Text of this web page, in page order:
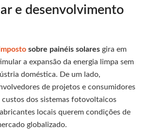
e desenvolvimento
sobre painéis solares gira em
a expansão da energia limpa sem
doméstica. De um lado,
de projetos e consumidores
custos dos sistemas fotovoltaicos
locais querem condições de
globalizado.